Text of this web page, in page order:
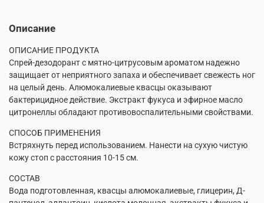
Описание
ОПИСАНИЕ ПРОДУКТА
Спрей-дезодорант с мятно-цитрусовым ароматом надежно
защищает от неприятного запаха и обеспечивает свежесть ног
на целый день. Алюмокалиевые квасцы оказывают
бактерицидное действие. Экстракт фукуса и эфирное масло
цитронеллы обладают противовоспалительными свойствами.
СПОСОБ ПРИМЕНЕНИЯ
Встряхнуть перед использованием. Нанести на сухую чистую
кожу стоп с расстояния 10-15 см.
СОСТАВ
Вода подготовленная, квасцы алюмокалиевые, глицерин, Д-